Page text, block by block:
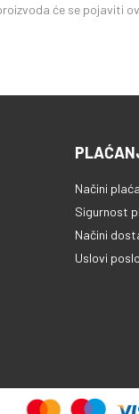
će se pojaviti
Načini
Sigurnost
Načini
Uslovi